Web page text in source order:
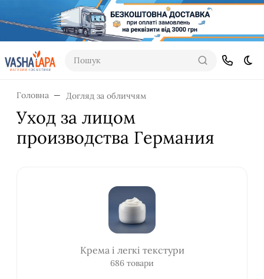
Пошук
Головна Догляд за обличчям
Уход за лицом
производства Германия
Крема і легкі текстури
686 товари